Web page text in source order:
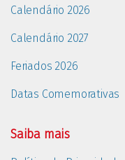
Calendário 2026
Calendário 2027
Feriados 2026
Datas Comemorativas
Saiba mais